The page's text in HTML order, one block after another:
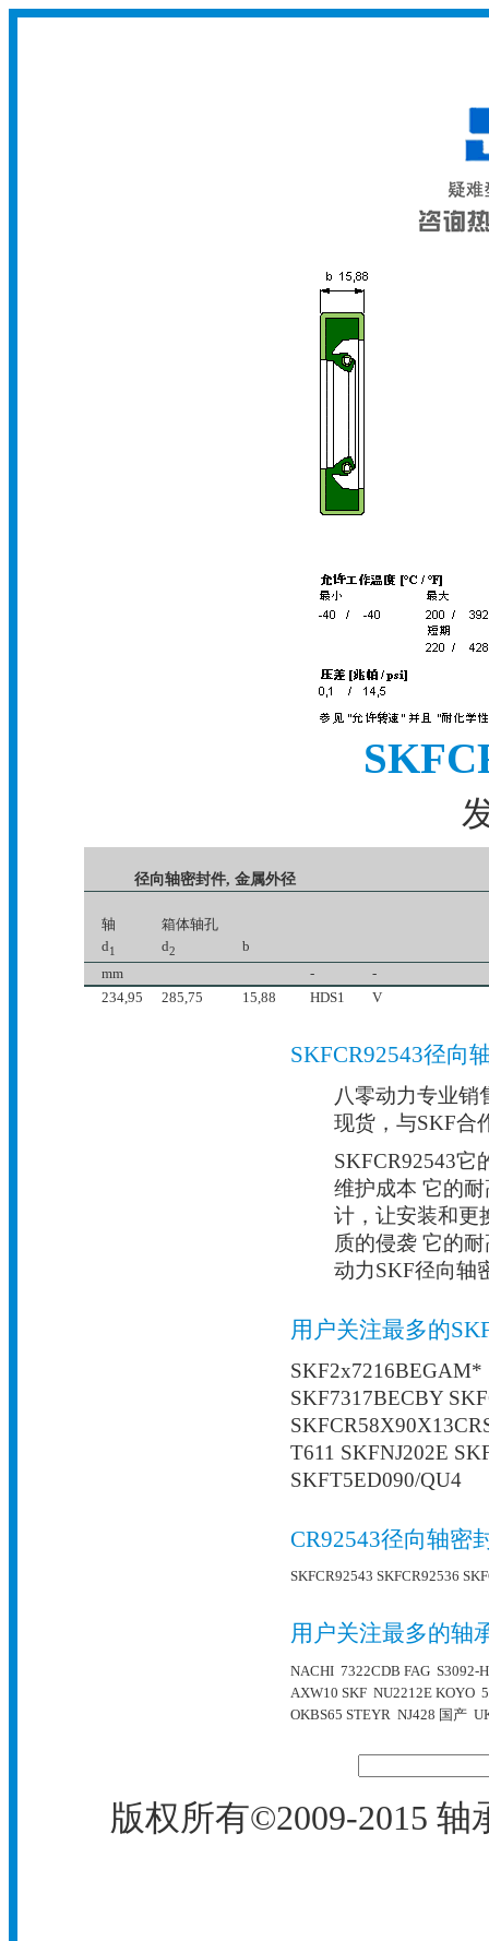
径向轴密封件, 金属外径
轴
箱体轴孔
d1 d2
b
mm
-
-
234,95
285,75 15,88 HDS1 V
SKFCR92543径向
八零动力专业销
现货，与SKF合
SKFCR92543
维护成本 它的
计，让安装和更
质的侵袭 它的
动力SKF径向轴
用户关注最多的
SKF2x7216BEGAM*
SKF7317BECBY
T611 SKFNJ202E
SKFT5ED090/QU4
CR92543径向轴密
SKFCR92543 SKFCR92536
用户关注最多的轴
NACHI 7322CDB FAG S3092-
AXW10 SKF NU2212E KOYO
OKBS65 STEYR NJ428 国产
版权所有©2009-2015 轴